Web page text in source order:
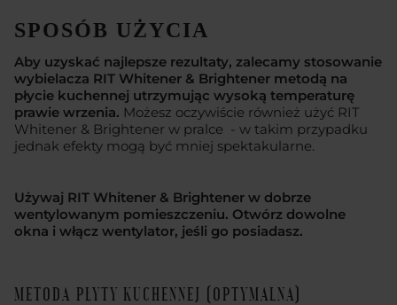
SPOSÓB UŻYCIA
Aby uzyskać najlepsze rezultaty, zalecamy stosowanie
wybielacza RIT Whitener & Brightener metodą na
płycie kuchennej utrzymując wysoką temperaturę
prawie wrzenia. Możesz oczywiście również użyć RIT
Whitener & Brightener w pralce - w takim przypadku
jednak efekty mogą być mniej spektakularne.
Używaj RIT Whitener & Brightener w dobrze
wentylowanym pomieszczeniu. Otwórz dowolne
okna i włącz wentylator, jeśli go posiadasz.
METODA PŁYTY KUCHENNEJ (OPTYMALNA)